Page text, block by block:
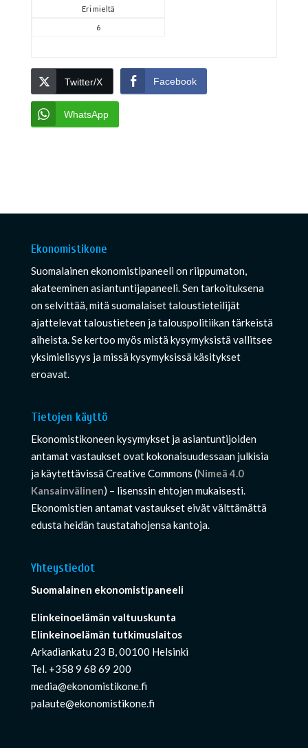
Eri mieltä
6
Twitter/X Facebook
WhatsApp
Ekonomistikone
Suomalainen ekonomistipaneeli on riippumaton,
akateeminen asiantuntijapaneeli. Sen tarkoituksena
on selvittää, mitä suomalaiset taloustieteilijät
ajattelevat taloustieteen ja talouspolitiikan tärkeistä
aiheista. Se kertoo myös mistä kysymyksistä vallitsee
yksimielisyys ja missä kysymyksissä käsitykset
eroavat.
Tietojen käyttö
Ekonomistikoneen kysymykset ja asiantuntijoiden
antamat vastaukset ovat kokonaisuudessaan julkisia
ja käytettävissä Creative Commons (Nimeä 4.0
Kansainvälinen) – lisenssin ehtojen mukaisesti.
Ekonomistien antamat vastaukset eivät välttämättä
edusta heidän taustatahojensa kantoja.
Yhteystiedot
Suomalainen ekonomistipaneeli
Elinkeinoelämän valtuuskunta
Elinkeinoelämän tutkimuslaitos
Arkadiankatu 23 B, 00100 Helsinki
Tel. +358 9 68 69 200
media@ekonomistikone.fi
palaute@ekonomistikone.fi